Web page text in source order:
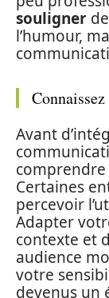
souligner
l’humour,
Avant
comprendre
Certaines
percevoir
Adapter
contexte et
audience
votre
devenus un